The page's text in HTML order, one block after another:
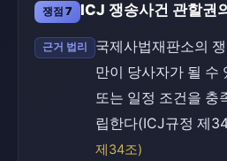
쟁점 7 ICJ 쟁송사건 관할권
근거 법리
국제사법재판소의
만이 당사자가 될 수
또는 일정 조건을 충
립한다(ICJ규정 제
제34조)